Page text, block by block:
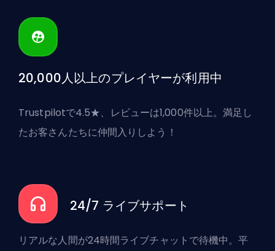
20,000人以上のプレイヤーが利用中
Trustpilotで4.5★、レビューは1,000件以上。満足し
たお客さんたちに仲間入りしよう！
24/7 ライブサポート
リアルな人間が24時間ライブチャットで待機中。平